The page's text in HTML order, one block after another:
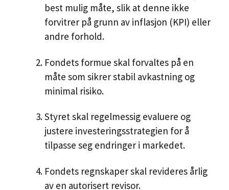
best mulig måte, slik at denne ikke
forvitrer på grunn av inflasjon (KPI) eller
andre forhold.
Fondets formue skal forvaltes på en
måte som sikrer stabil avkastning og
minimal risiko.
Styret skal regelmessig evaluere og
justere investeringsstrategien for å
tilpasse seg endringer i markedet.
Fondets regnskaper skal revideres årlig
av en autorisert revisor.